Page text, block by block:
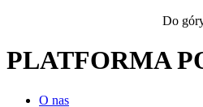
Do
PLATFORMA
O nas